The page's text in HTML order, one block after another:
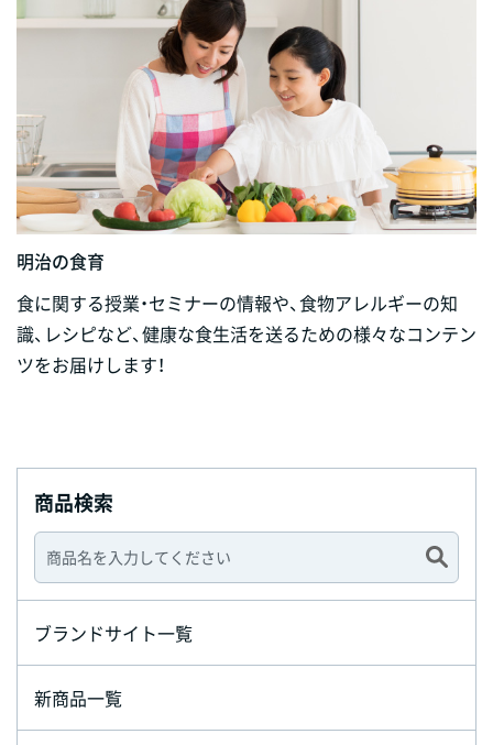
明治の食育
食に関する授業・セミナーの情報や、食物アレルギーの知
識、レシピなど、健康な食生活を送るための様々なコンテン
ツをお届けします！
商品検索
ブランドサイト一覧
新商品一覧